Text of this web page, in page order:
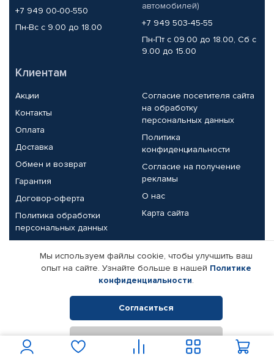
+7 949 00-00-550
Пн-Вс с 9.00 до 18.00
автомобилей)
+7 949 503-45-55
Пн-Пт с 09.00 до 18.00, Сб с
9.00 до 15.00
Клиентам
Акции
Контакты
Оплата
Доставка
Обмен и возврат
Гарантия
Договор-оферта
Политика обработки
персональных данных
Согласие посетителя сайта
на обработку
персональных данных
Политика
конфиденциальности
Согласие на получение
рекламы
О нас
Карта сайта
Партнерам
Корпоративным клиентам
Поставщикам
Реквизиты компании
© КАМАЗ ЦЕНТР ДОНЕЦК, 2015-2026. Все права защищены.
Интернет-магазин автомобильных товаров Автопрофи.
Мы используем файлы cookie, чтобы улучшить ваш
опыт на сайте. Узнайте больше в нашей Политике
конфиденциальности.
Согласиться
Отклонить